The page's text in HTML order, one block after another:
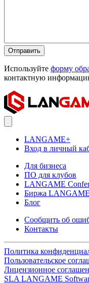
Отправить
Используйте форму
контактную
LANGAME+
Вход в личный
Для бизнеса
ПО для клубов
LANGAME
Биржа LANGAME
Блог
Сообщить об
Контакты
Политика
Пользовательское
Лицензионное
SLA LANGAME